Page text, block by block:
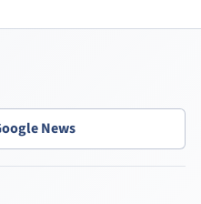
News